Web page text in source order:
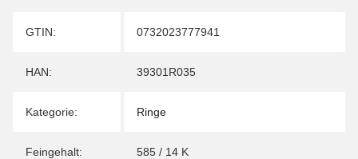
Produkteigenschaft
Wert
GTIN: 0732023777941
HAN: 39301R035
Kategorie: Ringe
Feingehalt: 585 / 14 K